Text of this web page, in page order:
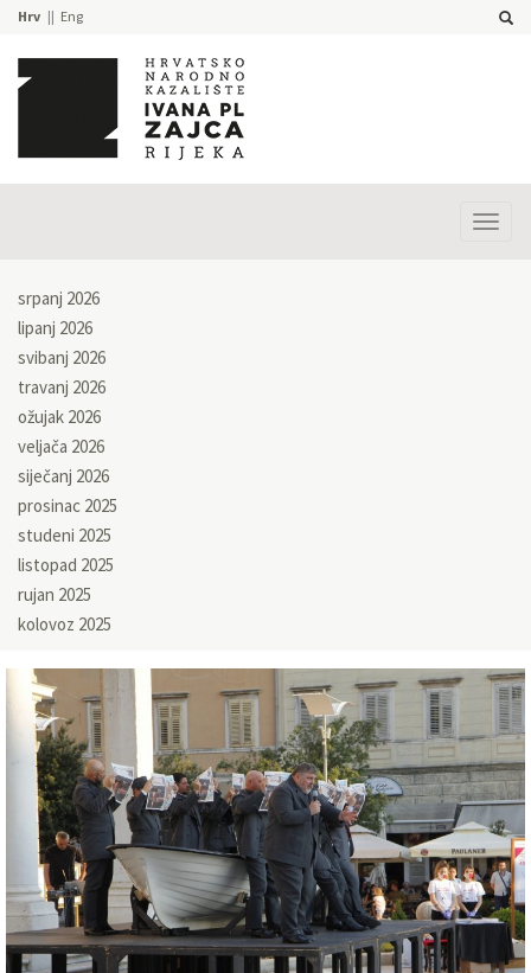
Hrv Eng
srpanj 2026
lipanj 2026
svibanj 2026
travanj 2026
ožujak 2026
veljača 2026
siječanj 2026
prosinac 2025
studeni 2025
listopad 2025
rujan 2025
kolovoz 2025